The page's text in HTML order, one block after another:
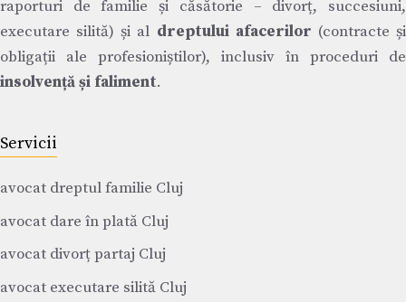
raporturi de familie și căsătorie – divorț, succesiuni,
executare silită) și al dreptului afacerilor (contracte și
obligații ale profesioniștilor), inclusiv în proceduri de
insolvență și faliment.
Servicii
avocat dreptul familie Cluj
avocat dare în plată Cluj
avocat divorț partaj Cluj
avocat executare silită Cluj